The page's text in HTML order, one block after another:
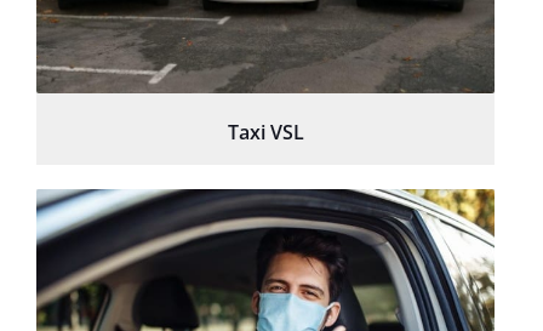
Taxi VSL